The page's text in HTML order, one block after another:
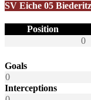
SV Eiche 05 Biederitz
Position
0
Goals
0
Interceptions